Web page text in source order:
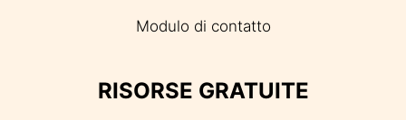
Modulo di contatto
RISORSE GRATUITE